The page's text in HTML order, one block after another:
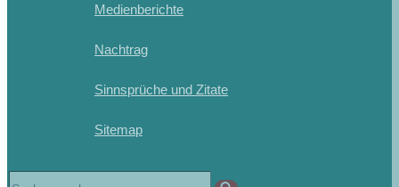
Medienberichte
Nachtrag
Sinnsprüche und Zitate
Sitemap